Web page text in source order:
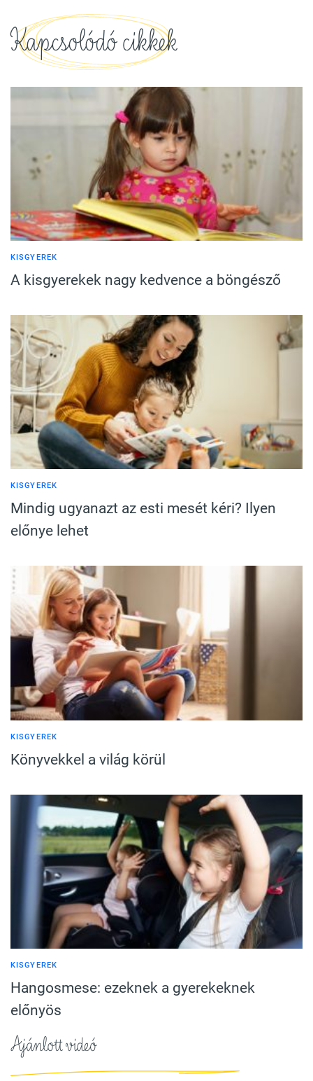
Kapcsolódó cikkek
KISGYEREK
A kisgyerekek nagy kedvence a böngésző
KISGYEREK
Mindig ugyanazt az esti mesét kéri? Ilyen
előnye lehet
KISGYEREK
Könyvekkel a világ körül
KISGYEREK
Hangosmese: ezeknek a gyerekeknek
előnyös
Ajánlott videó